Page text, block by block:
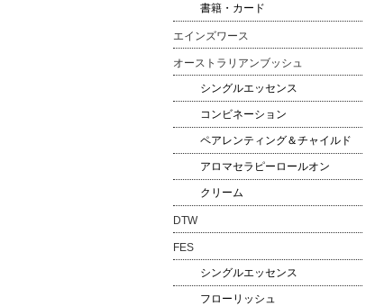
書籍・カード
エインズワース
オーストラリアンブッシュ
シングルエッセンス
コンビネーション
ペアレンティング＆チャイルド
アロマセラピーロールオン
クリーム
DTW
FES
シングルエッセンス
フローリッシュ